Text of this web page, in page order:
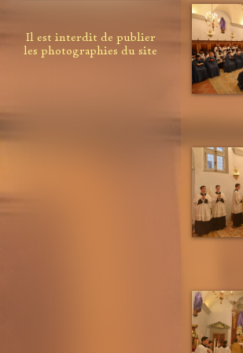
Il est interdit de publier
les photographies du site